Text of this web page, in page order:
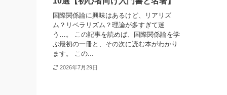
国際関係論に興味はあるけど、リアリズ
ム？リベラリズム？理論が多すぎて迷
う…。 この記事を読めば、国際関係論を学
ぶ最初の一冊と、その次に読む本がわかり
ます。 この...
2026年7月29日